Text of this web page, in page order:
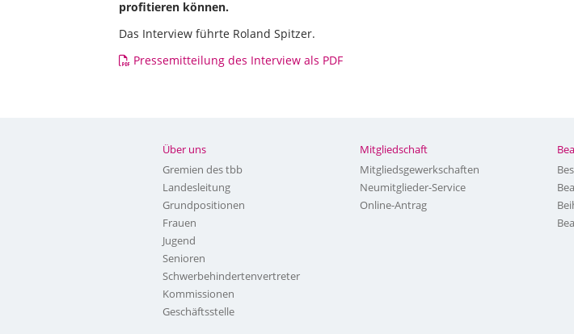
profitieren können.
Das Interview führte Roland Spitzer.
Pressemitteilung des Interview als PDF
Über uns
Gremien des tbb
Landesleitung
Grundpositionen
Frauen
Jugend
Senioren
Schwerbehindertenvertreter
Kommissionen
Geschäftsstelle
Mitgliedschaft
Mitgliedsgewerkschaften
Neumitglieder-Service
Online-Antrag